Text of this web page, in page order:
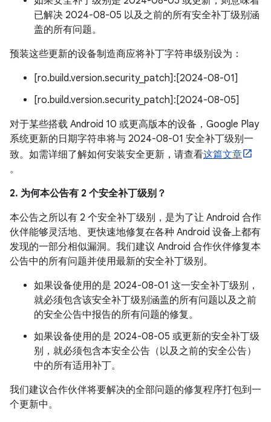
已解决 2024-08-05 以及之前的所有安全补丁级别涵
盖的所有问题。
预装这些更新的设备制造商应将补丁字符串级别设为：
[ro.build.version.security_patch]:[2024-08-01]
[ro.build.version.security_patch]:[2024-08-05]
对于某些搭载 Android 10 或更高版本的设备，Google Play
系统更新的日期字符串将与 2024-08-01 安全补丁级别一
致。如需详细了解如何安装安全更新，请查看这篇文章
。
2. 为何本公告有 2 个安全补丁级别？
本公告之所以有 2 个安全补丁级别，是为了让 Android 合作
伙伴能够灵活地、更快速地修复在各种 Android 设备上都有
发现的一部分相似漏洞。我们建议 Android 合作伙伴修复本
公告中的所有问题并使用最新的安全补丁级别。
如果设备使用的是 2024-08-01 这一安全补丁级别，
就必须包含该安全补丁级别涵盖的所有问题以及之前
的安全公告中报告的所有问题的修复。
如果设备使用的是 2024-08-05 或更新的安全补丁级
别，就必须包含本安全公告（以及之前的安全公告）
中的所有适用补丁。
我们建议合作伙伴将要解决的全部问题的修复程序打包到一
个更新中。